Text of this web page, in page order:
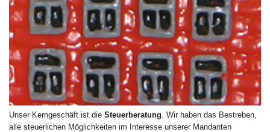
Unser Kerngeschäft ist die Steuerberatung . Wir haben das Bestreben,
alle steuerlichen Möglichkeiten im Interesse unserer Mandanten